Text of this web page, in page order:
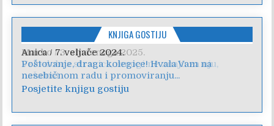
KNJIGA GOSTIJU
Anica/7. veljače 2024.
Poštovanje, draga kolegice! Hvala Vam na
nesebičnom radu i promoviranju...
Posjetite knjigu gostiju